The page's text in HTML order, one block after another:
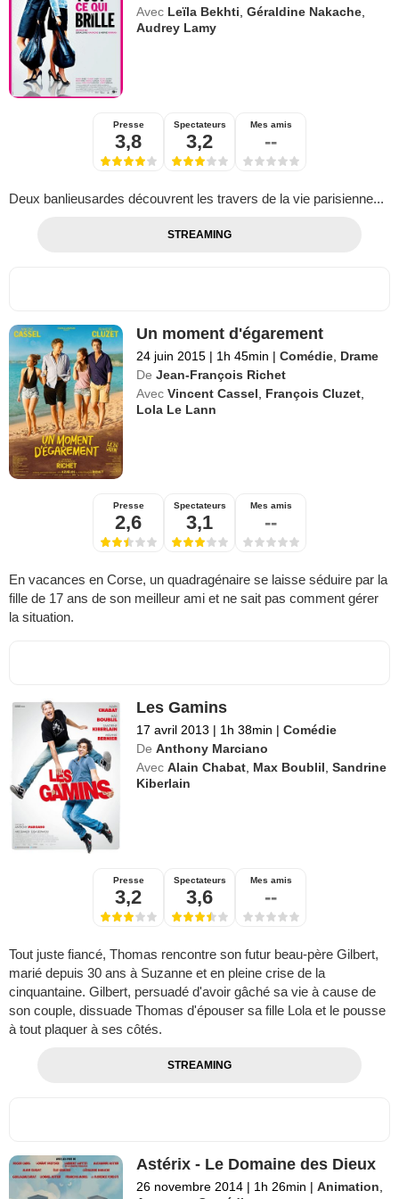
Avec Leïla Bekhti ,Géraldine Nakache
Audrey Lamy
Presse
3,8
Spectateurs
3,2
Mes amis
--
Deux banlieusardes découvrent les travers de la vie parisienne...
STREAMING
Un moment d'égarement
24 juin 2015 | 1h 45min | Comédie Drame
De Jean-François Richet
Avec Vincent Cassel François Cluzet
Lola Le Lann
Presse
2,6
Spectateurs
3,1
Mes amis
--
En vacances en Corse, un quadragénaire se laisse séduire par la
fille de 17 ans de son meilleur ami et ne sait pas comment gérer
la situation.
Les Gamins
17 avril 2013 | 1h 38min | Comédie
De Anthony Marciano
Avec Alain Chabat, Max Boublil,Sandrine
Kiberlain
Presse
3,2
Spectateurs
3,6
Mes amis
--
Tout juste fiancé, Thomas rencontre son futur beau-père Gilbert,
marié depuis 30 ans à Suzanne et en pleine crise de la
cinquantaine. Gilbert, persuadé d'avoir gâché sa vie à cause de
son couple, dissuade Thomas d'épouser sa fille Lola et le pousse
à tout plaquer à ses côtés.
STREAMING
Astérix - Le Domaine des Dieux
26 novembre 2014 | 1h 26min | Animation,